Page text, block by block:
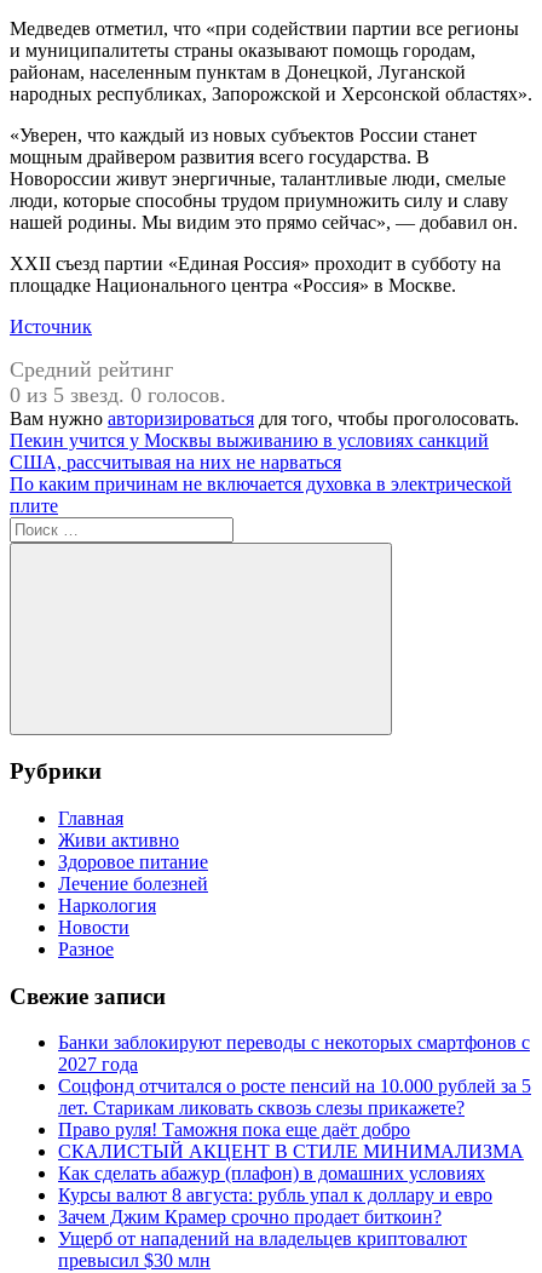
Медведев отметил, что «при содействии партии все регионы
и муниципалитеты страны оказывают помощь городам,
районам, населенным пунктам в Донецкой, Луганской
народных республиках, Запорожской и Херсонской областях».
«Уверен, что каждый из новых субъектов России станет
мощным драйвером развития всего государства. В
Новороссии живут энергичные, талантливые люди, смелые
люди, которые способны трудом приумножить силу и славу
нашей родины. Мы видим это прямо сейчас», — добавил он.
XXII съезд партии «Единая Россия» проходит в субботу на
площадке Национального центра «Россия» в Москве.
Источник
Средний рейтинг
0 из 5 звезд. 0 голосов.
Вам нужно авторизироваться для того, чтобы проголосовать.
Навигация
по
записям
Предыдущая
запись:
Пекин учится у Москвы выживанию в условиях санкций
США, рассчитывая на них не нарваться
Следующая
запись:
По каким причинам не включается духовка в электрической
плите
Поиск
для:
Поиск
Рубрики
Главная
Живи активно
Здоровое питание
Лечение болезней
Наркология
Новости
Разное
Свежие записи
Банки заблокируют переводы с некоторых смартфонов с
2027 года
Соцфонд отчитался о росте пенсий на 10.000 рублей за 5
лет. Старикам ликовать сквозь слезы прикажете?
Право руля! Таможня пока еще даёт добро
СКАЛИСТЫЙ АКЦЕНТ В СТИЛЕ МИНИМАЛИЗМА
Как сделать абажур (плафон) в домашних условиях
Курсы валют 8 августа: рубль упал к доллару и евро
Зачем Джим Крамер срочно продает биткоин?
Ущерб от нападений на владельцев криптовалют
превысил $30 млн